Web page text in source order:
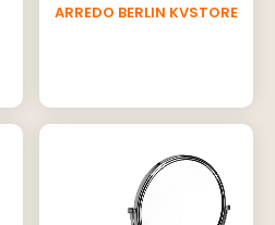
ARREDO BERLIN KVSTORE